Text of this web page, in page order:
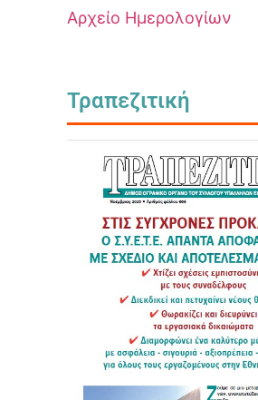
Αρχείο Ημερολογίων
Τραπεζιτική